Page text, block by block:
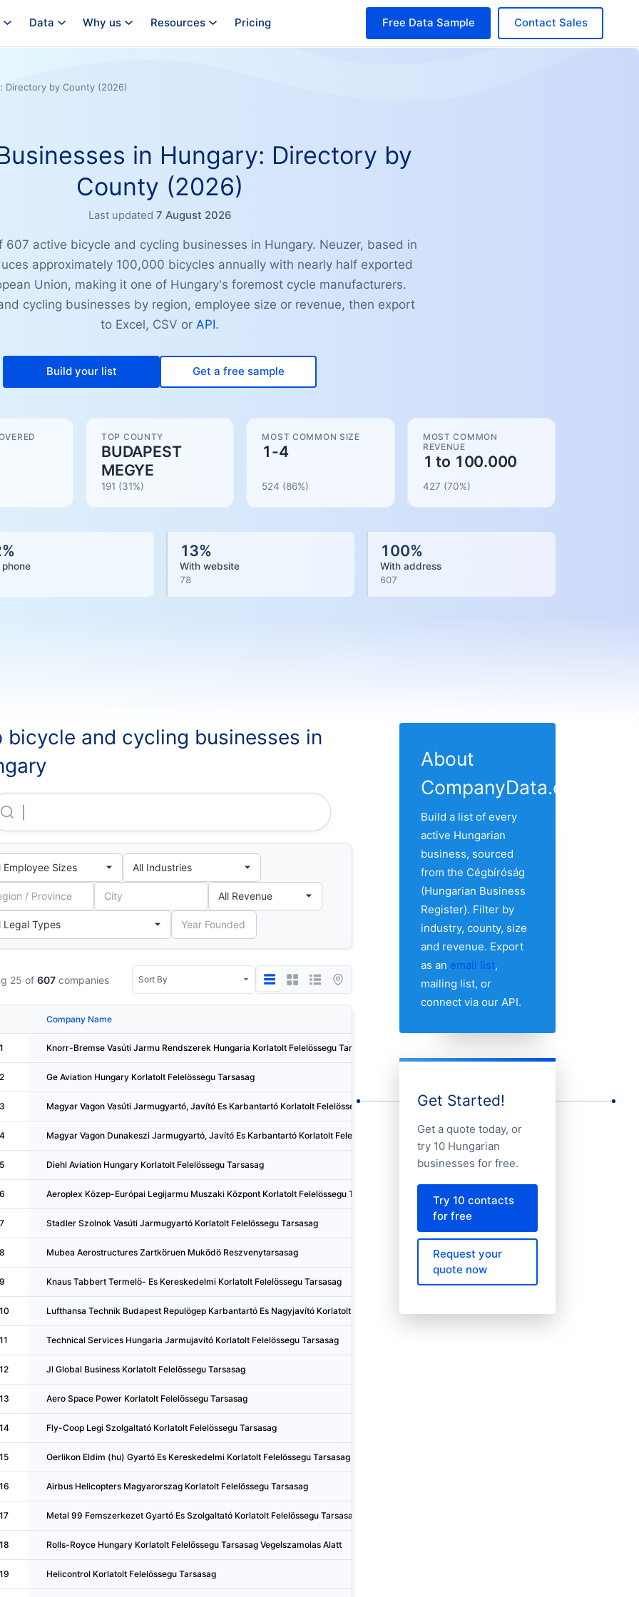
Data Why us Resources Pricing Contact Sales
Free Data Sample
Directory by County (2026)
in Hungary: Directory by
County (2026)
Last updated 7 August 2026
607 active bicycle and cycling businesses in Hungary. Neuzer, based in
approximately 100,000 bicycles annually with nearly half exported
Union, making it one of Hungary's foremost cycle manufacturers.
cycling businesses by region, employee size or revenue, then export
to Excel, CSV or API.
Build your list Get a free sample
TOP COUNTY
BUDAPEST
MEGYE
191 (31%)
MOST COMMON SIZE
1-4
524 (86%)
MOST COMMON
REVENUE
1 to 100.000
427 (70%)
% 13%
With website
78
100%
With address
607
bicycle and cycling businesses in
Knorr-Bremse Vasúti Jarmu Rendszerek Hungaria Korlatolt Felelössegu Tarsasag
25 of 607 companies
Company Name
Knorr-Bremse Vasúti Jarmu Rendszerek Hungaria Korlatolt Felelössegu Tarsasag
Ge Aviation Hungary Korlatolt Felelössegu Tarsasag
Magyar Vagon Vasúti Jarmugyartó, Javító Es Karbantartó Korlatolt Felelössegu Tarsasag Szolnok
Magyar Vagon Dunakeszi Jarmugyartó, Javító Es Karbantartó Korlatolt Felelössegu Tarsasag Felszamolas Alatt
Diehl Aviation Hungary Korlatolt Felelössegu Tarsasag
Aeroplex Közep-Európai Legijarmu Muszaki Központ Korlatolt Felelössegu Tarsasag
Stadler Szolnok Vasúti Jarmugyartó Korlatolt Felelössegu Tarsasag
Mubea Aerostructures Zartköruen Muködö Reszvenytarsasag
Knaus Tabbert Termelö- Es Kereskedelmi Korlatolt Felelössegu Tarsasag Hungary
Lufthansa Technik Budapest Repulögep Karbantartó Es Nagyjavító Korlatolt Felelössegu Tarsasag
Technical Services Hungaria Jarmujavító Korlatolt Felelössegu Tarsasag
Jl Global Business Korlatolt Felelössegu Tarsasag
Aero Space Power Korlatolt Felelössegu Tarsasag
Fly-Coop Legi Szolgaltató Korlatolt Felelössegu Tarsasag
Oerlikon Eldim (hu) Gyartó Es Kereskedelmi Korlatolt Felelössegu Tarsasag
Airbus Helicopters Magyarorszag Korlatolt Felelössegu Tarsasag
Metal 99 Femszerkezet Gyartó Es Szolgaltató Korlatolt Felelössegu Tarsasag
Rolls-Royce Hungary Korlatolt Felelössegu Tarsasag Vegelszamolas Alatt
Helicontrol Korlatolt Felelössegu Tarsasag
About
CompanyData.com
Build a list of every
active Hungarian
business, sourced
from the Cégbíróság
(Hungarian Business
Register). Filter by
industry, county, size
and revenue. Export
as an email list,
mailing list, or
connect via our API.
Get Started!
Get a quote today, or
try 10 Hungarian
businesses for free.
Try 10 contacts
for free
Request your
quote now